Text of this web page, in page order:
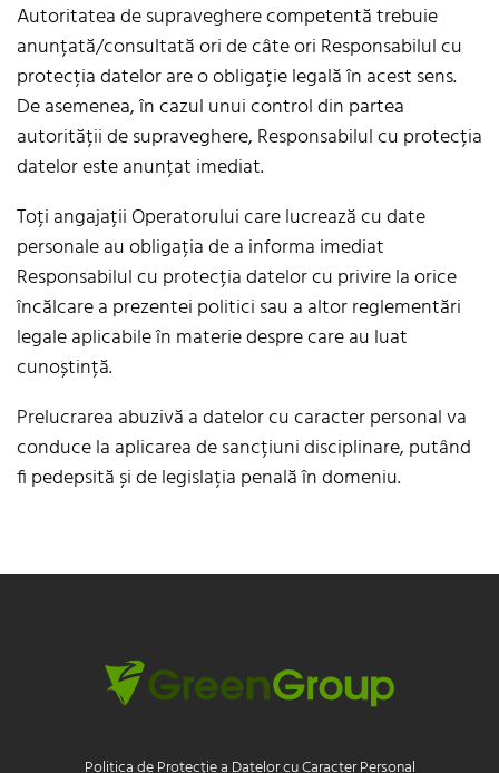
Autoritatea de supraveghere competentă trebuie
anunțată/consultată ori de câte ori Responsabilul cu
protecția datelor are o obligație legală în acest sens.
De asemenea, în cazul unui control din partea
autorității de supraveghere, Responsabilul cu protecția
datelor este anunțat imediat.
Toți angajații Operatorului care lucrează cu date
personale au obligația de a informa imediat
Responsabilul cu protecția datelor cu privire la orice
încălcare a prezentei politici sau a altor reglementări
legale aplicabile în materie despre care au luat
cunoștință.
Prelucrarea abuzivă a datelor cu caracter personal va
conduce la aplicarea de sancțiuni disciplinare, putând
fi pedepsită și de legislația penală în domeniu.